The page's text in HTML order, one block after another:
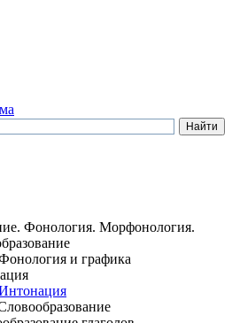
Фонология. Морфонология.
и графика